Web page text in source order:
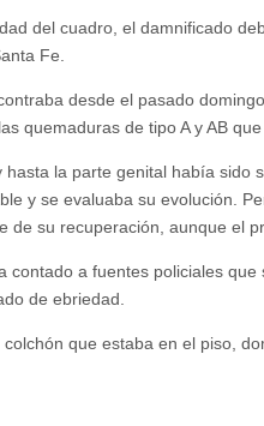
del cuadro, el damnificado
Fe.
desde el pasado
quemaduras de tipo A y AB
la parte genital había sido
y se evaluaba su evolución.
de su recuperación, aunque el
contado a fuentes policiales
de ebriedad.
que estaba en el piso,